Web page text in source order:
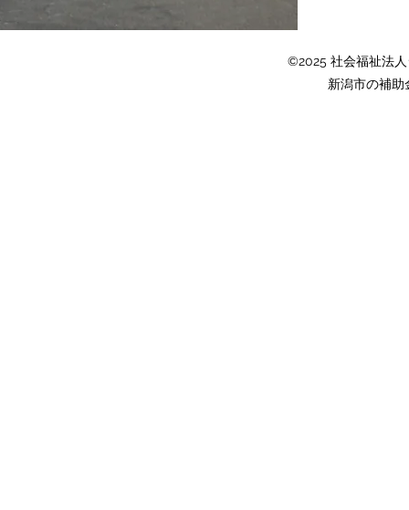
©2025 社会福祉法
新潟市の補助